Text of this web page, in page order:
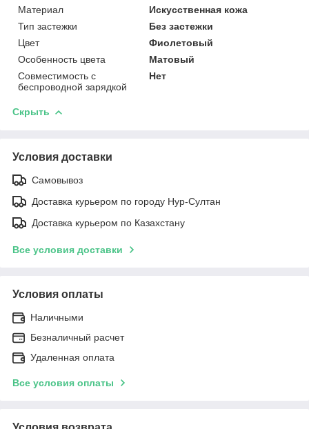
Материал
Искусственная кожа
Тип застежки
Без застежки
Цвет
Фиолетовый
Особенность цвета
Матовый
Совместимость с
беспроводной зарядкой
Нет
Скрыть
Условия доставки
Самовывоз
Доставка курьером по городу Нур-Султан
Доставка курьером по Казахстану
Все условия доставки
Условия оплаты
Наличными
Безналичный расчет
Удаленная оплата
Все условия оплаты